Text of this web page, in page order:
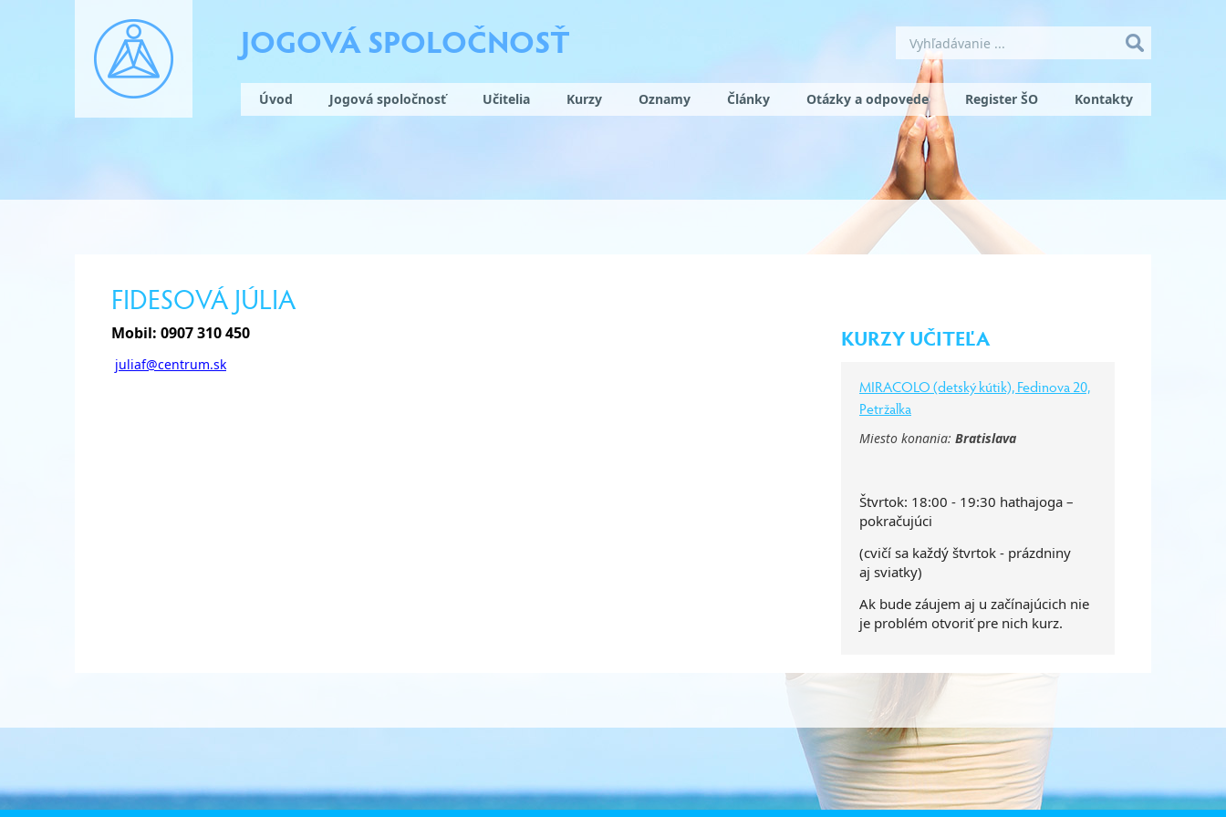
JOGOVÁ SPOLOČNOSŤ
Úvod Jogová spoločnosť Učitelia Kurzy Oznamy Články Otázky a odpovede Register ŠO Kontakty
FIDESOVÁ JÚLIA
Mobil: 0907 310 450
juliaf@centrum.sk
KURZY UČITEĽA
MIRACOLO (detský kútik), Fedinova 20,
Petržalka
Miesto konania: Bratislava
Štvrtok: 18:00 - 19:30 hathajoga –
pokračujúci
(cvičí sa každý štvrtok - prázdniny
aj sviatky)
Ak bude záujem aj u začínajúcich nie
je problém otvoriť pre nich kurz.